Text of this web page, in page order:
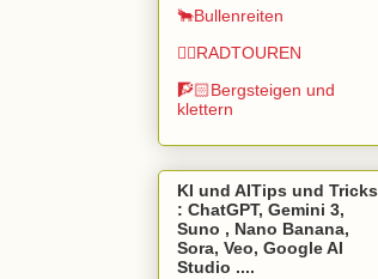
🐂Bullenreiten
🚴‍♂️RADTOUREN
🧗🏻Bergsteigen und
klettern
KI und AITips und Tricks
: ChatGPT, Gemini 3,
Suno , Nano Banana,
Sora, Veo, Google AI
Studio ....